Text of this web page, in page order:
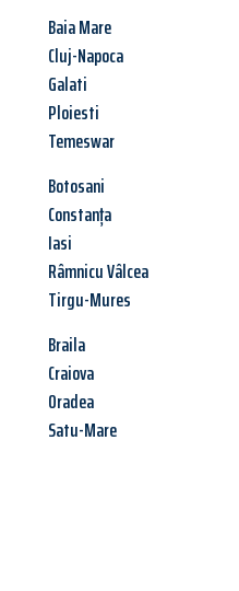
Baia Mare
Cluj-Napoca
Galati
Ploiesti
Temeswar
Botosani
Constanța
Iasi
Râmnicu Vâlcea
Tirgu-Mures
Braila
Craiova
Oradea
Satu-Mare